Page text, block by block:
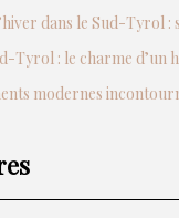
dans le Sud-Tyrol
Tyrol : le charme d’un
modernes